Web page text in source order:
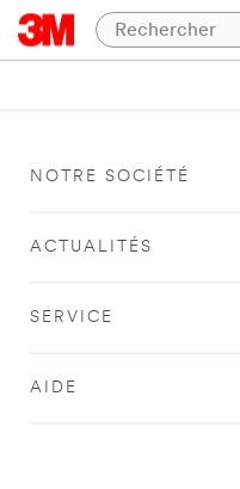
NOTRE SOCIÉTÉ
ACTUALITÉS
SERVICE
AIDE